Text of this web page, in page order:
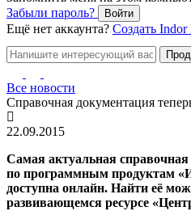
Забыли пароль?
Войти
Ещё нет аккаунта? Создать Indor
Все новости
Справочная документация
22.09.2015
Самая актуальная
по программным продуктам
доступна онлайн. Найти её
развивающемся ресурсе